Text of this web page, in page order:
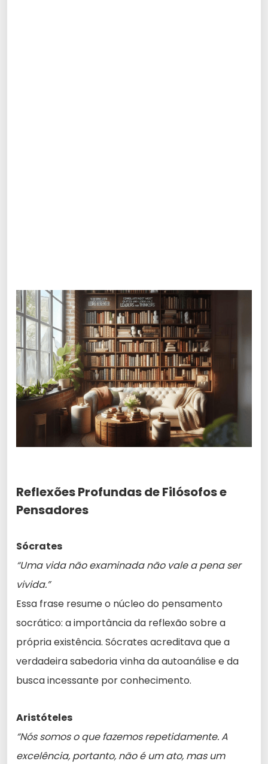
Reflexões Profundas de Filósofos e
Pensadores
Sócrates
“Uma vida não examinada não vale a pena ser
vivida.”
Essa frase resume o núcleo do pensamento
socrático: a importância da reflexão sobre a
própria existência. Sócrates acreditava que a
verdadeira sabedoria vinha da autoanálise e da
busca incessante por conhecimento.
Aristóteles
“Nós somos o que fazemos repetidamente. A
excelência, portanto, não é um ato, mas um